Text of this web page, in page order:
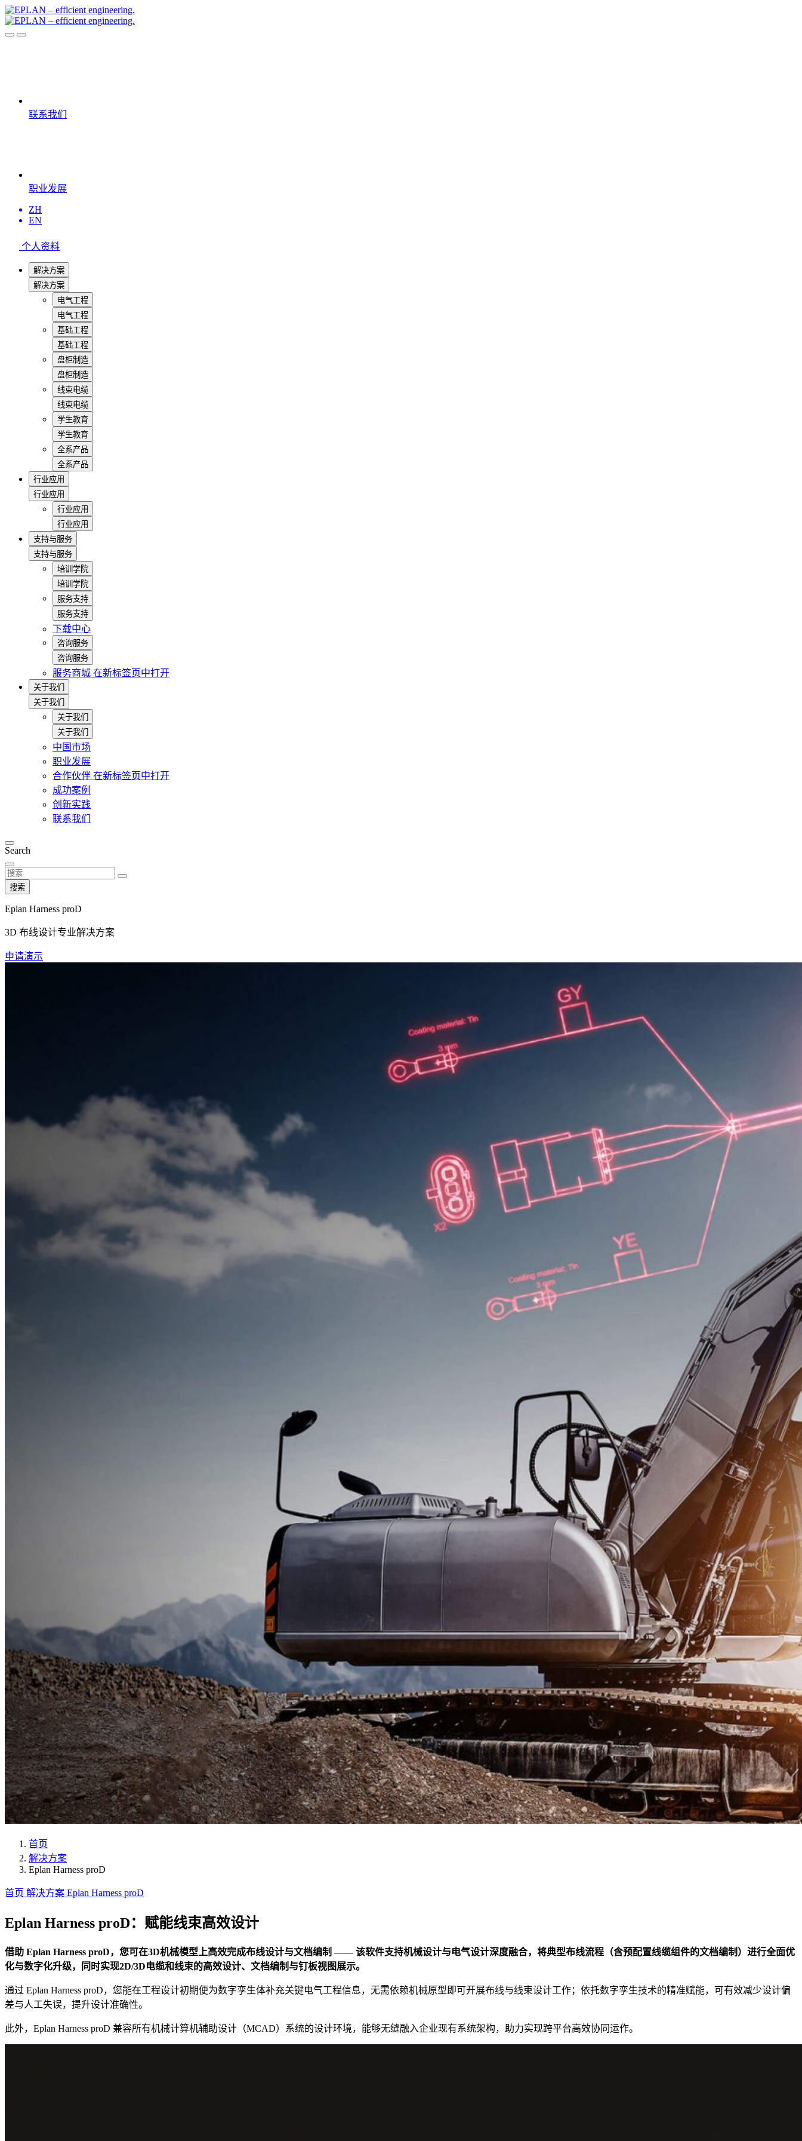
联系我们
职业发展
ZH
EN
个人资料
解决方案
解决方案
电气工程
电气工程
基础工程
基础工程
盘柜制造
盘柜制造
线束电缆
线束电缆
学生教育
学生教育
全系产品
全系产品
行业应用
行业应用
行业应用
行业应用
支持与服务
支持与服务
培训学院
培训学院
服务支持
服务支持
下载中心
咨询服务
咨询服务
服务商城 在新标签页中打开
关于我们
关于我们
关于我们
关于我们
中国市场
职业发展
合作伙伴 在新标签页中打开
成功案例
创新实践
联系我们
Search
搜索
Eplan Harness proD
3D 布线设计专业解决方案
申请演示
首页
解决方案
Eplan Harness proD
首页 解决方案 Eplan Harness proD
Eplan Harness proD：赋能线束高效设计
借助 Eplan Harness proD，您可在3D机械模型上高效完成布线设计与文档编制 —— 该软件支持机械设计与电气设计深度融合，将典型布线流程（含预配置线缆组件的文档编制）进行全面优
化与数字化升级，同时实现2D/3D电缆和线束的高效设计、文档编制与钉板视图展示。
通过 Eplan Harness proD，您能在工程设计初期便为数字孪生体补充关键电气工程信息，无需依赖机械原型即可开展布线与线束设计工作；依托数字孪生技术的精准赋能，可有效减少设计偏
差与人工失误，提升设计准确性。
此外，Eplan Harness proD 兼容所有机械计算机辅助设计（MCAD）系统的设计环境，能够无缝融入企业现有系统架构，助力实现跨平台高效协同运作。